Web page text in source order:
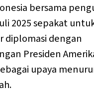
bersama
2025 sepakat
diplomasi dengan
Presiden
upaya